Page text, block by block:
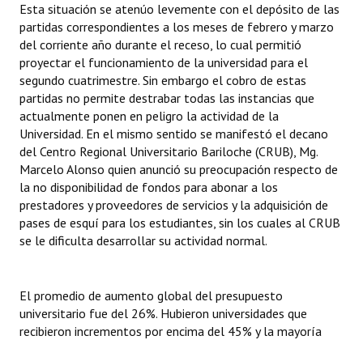
Esta situación se atenúo levemente con el depósito de las
partidas correspondientes a los meses de febrero y marzo
del corriente año durante el receso, lo cual permitió
proyectar el funcionamiento de la universidad para el
segundo cuatrimestre. Sin embargo el cobro de estas
partidas no permite destrabar todas las instancias que
actualmente ponen en peligro la actividad de la
Universidad. En el mismo sentido se manifestó el decano
del Centro Regional Universitario Bariloche (CRUB), Mg.
Marcelo Alonso quien anunció su preocupación respecto de
la no disponibilidad de fondos para abonar a los
prestadores y proveedores de servicios y la adquisición de
pases de esquí para los estudiantes, sin los cuales al CRUB
se le dificulta desarrollar su actividad normal.
El promedio de aumento global del presupuesto
universitario fue del 26%. Hubieron universidades que
recibieron incrementos por encima del 45% y la mayoría